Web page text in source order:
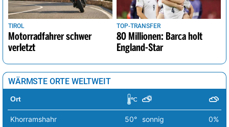
TIROL
Motorradfahrer schwer
verletzt
TOP-TRANSFER
80 Millionen: Barca holt
England-Star
WÄRMSTE ORTE WELTWEIT
Ort
Khorramshahr 50° sonnig 0%